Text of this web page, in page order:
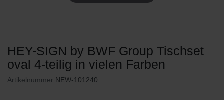
HEY-SIGN by BWF Group Tischset
oval 4-teilig in vielen Farben
Artikelnummer NEW-101240